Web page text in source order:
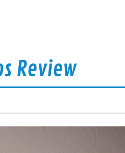
Review